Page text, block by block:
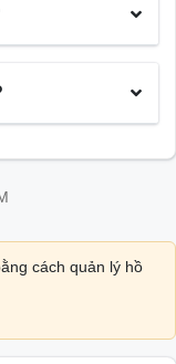
cách quản lý hồ